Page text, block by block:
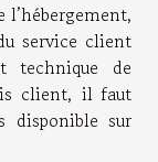
service client
technique de
client, il faut
disponible sur